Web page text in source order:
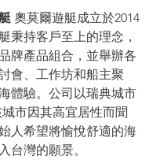
奧莫爾遊艇成立於2014
秉持客戶至上的理念，
牌產品組合，並舉辦各
會、工作坊和船主聚
體驗。公司以瑞典城市
市因其高宜居性而聞
人希望將愉悅舒適的海
台灣的願景。